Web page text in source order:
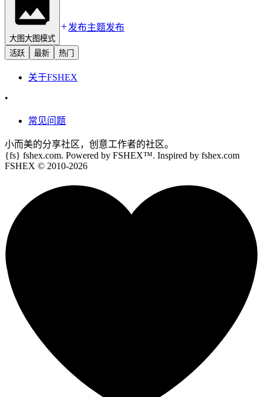
大图大图模式
发布主题发布
活跃 最新 热门
关于FSHEX
•
常见问题
小而美的分享社区，创意工作者的社区。
{fs} fshex.com. Powered by FSHEX™. Inspired by fshex.com
FSHEX © 2010-2026